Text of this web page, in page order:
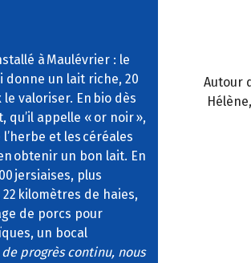
à Maulévrier : le
donne un lait riche, 20
valoriser. En bio dès
appelle « or noir »,
et les céréales
obtenir un bon lait. En
jersiaises, plus
kilomètres de haies,
de porcs pour
un bocal
progrès continu, nous
Autour